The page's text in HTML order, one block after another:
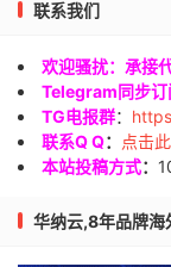
联系我们
欢迎骚扰：承接
Telegram同步订
TG电报群：
联系Q Q：
点击
本站投稿方式：
华纳云,8年品牌海